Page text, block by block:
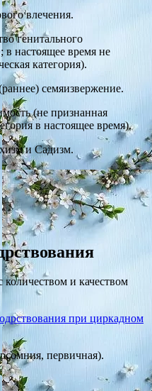
влечения.
генитального
в настоящее время не
категория).
семяизвержение.
(не признанная
в настоящее время).
и Садизм.
и качеством
при циркадном
первичная).